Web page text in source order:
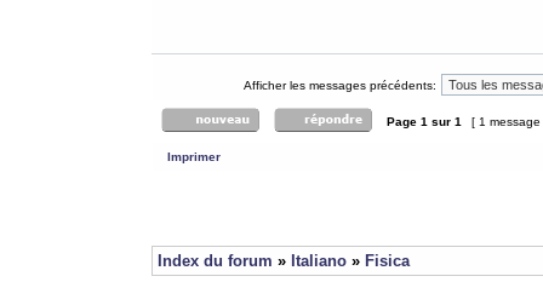
Afficher les messages précédents:
Page 1 sur 1 [ 1
Imprimer
Index du forum » Italiano » Fisica